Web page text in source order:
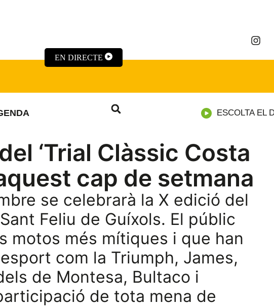
EN DIRECTE
ESCOLTA EL
‘Trial Clàssic Costa
cap de setmana
se celebrarà la X edició del
Feliu de Guíxols. El públic
motos més mítiques i que han
com la Triumph, James,
de Montesa, Bultaco i
de tota mena de